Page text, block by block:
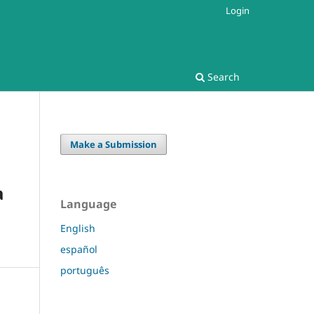
Search
Login
Make a Submission
Language
English
español
português